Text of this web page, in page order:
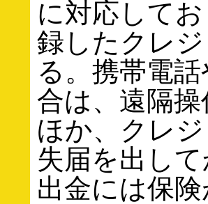
に対応して
録したクレ
る。携帯電
合は、遠隔
ほか、クレ
失届を出し
出金には保